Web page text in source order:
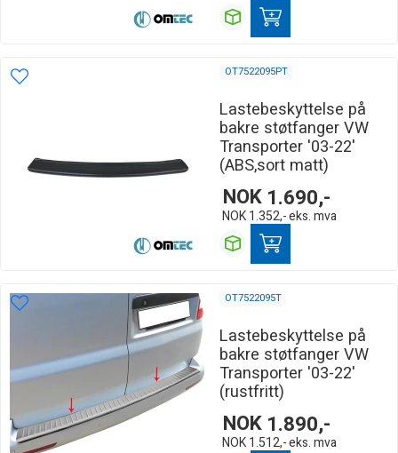
OT7522095PT
Lastebeskyttelse på
bakre støtfanger VW
Transporter '03-22'
(ABS,sort matt)
NOK 1.690,-
NOK 1.352,-eks. mva
OT7522095T
Lastebeskyttelse på
bakre støtfanger VW
Transporter '03-22'
(rustfritt)
NOK 1.890,-
NOK 1.512,-eks. mva